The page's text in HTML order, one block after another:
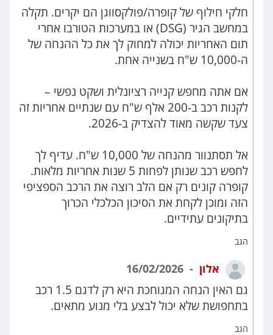
חלקי חילוף של קופרה/פולקסווגן הם יקרים. תקלה
במחשב הגיר (DSG) או במערכות הטורבו אחרי
תום האחריות יכולה למחוק לך את כל ההנחה של
ה-10,000 ש"ח בשנייה אחת.
אם אתה מחפש קנייה רציונלית ושקט נפשי –
לקנות רכב ב-200 אלף ש"ח עם שנתיים אחריות זה
צעד שקשה מאוד להצדיק ב-2026.
אל תסתנוור מהנחה של 10,000 ש"ח. עדיף לך
לחפש רכב שנותן לפחות 5 שנות אחריות מלאות.
קופרה קונים רק אם הלב רוצה את הרכב הספציפי
הזה ומוכן לקחת את הסיכון הכלכלי הכרוך
בתיקונים עתידיים.
הגב
אלון
גם האין הנחה המגוחכת היא רק לדגם 1.5 רכב
בתחפושת שלא יכול לבצע בלי מנוע מתאים.
הגב